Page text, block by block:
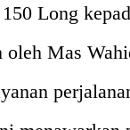
Long
oleh Mas